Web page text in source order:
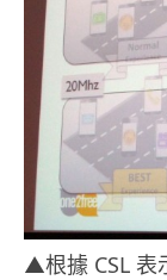
▲根據 CSL 表